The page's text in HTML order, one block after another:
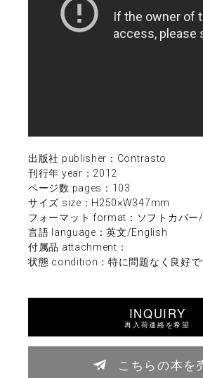
出版社 publisher：Contrasto
刊行年 year：2012
ページ数 pages：103
サイズ size：H250×W347mm
フォーマット format：ソフトカバ
言語 language：英文/English
付属品 attachment：
状態 condition：特に問題なく良好
INQUIRY
再入荷連絡を希望
こちらの本を